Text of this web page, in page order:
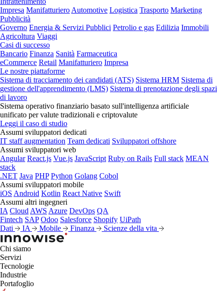
Impresa Manifatturiero Automotive Logistica Trasporto Marketing
Pubblicità
Governo Energia & Servizi Pubblici Petrolio e gas Edilizia Immobili
Agricoltura Viaggi
Casi di successo
Bancario Finanza Sanità Farmaceutica
eCommerce Retail Manifatturiero Impresa
Le nostre piattaforme
Sistema di tracciamento dei candidati (ATS) Sistema HRM Sistema di
gestione dell'apprendimento (LMS) Sistema di prenotazione degli spazi
di lavoro
Sistema operativo finanziario basato sull'intelligenza artificiale
unificato per valute tradizionali e criptovalute
Leggi il caso di studio
Assumi sviluppatori dedicati
IT staff augmentation Team dedicati Sviluppatori offshore
Assumi sviluppatori web
Angular React.js Vue.js JavaScript Ruby on Rails Full stack MEAN
stack
.NET Java PHP Python Golang Cobol
Assumi sviluppatori mobile
iOS Android Kotlin React Native Swift
Assumi altri ingegneri
IA Cloud AWS Azure DevOps QA
Fintech SAP Odoo Salesforce Shopify UiPath
Dati
IA Mobile Finanza Scienze della vita
Chi siamo
Servizi
Tecnologie
Industrie
Portafoglio